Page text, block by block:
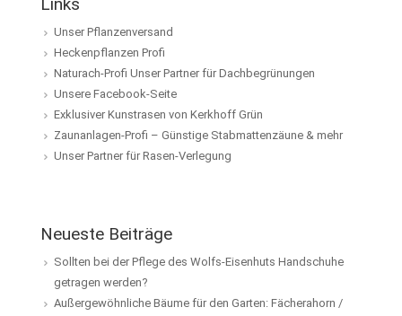
Unser Pflanzenversand
Heckenpflanzen Profi
Naturach-Profi Unser Partner für Dachbegrünungen
Unsere Facebook-Seite
Exklusiver Kunstrasen von Kerkhoff Grün
Zaunanlagen-Profi – Günstige Stabmattenzäune & mehr
Unser Partner für Rasen-Verlegung
Neueste Beiträge
Sollten bei der Pflege des Wolfs-Eisenhuts Handschuhe
getragen werden?
Außergewöhnliche Bäume für den Garten: Fächerahorn /